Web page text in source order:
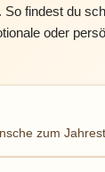
So findest du
oder
zum